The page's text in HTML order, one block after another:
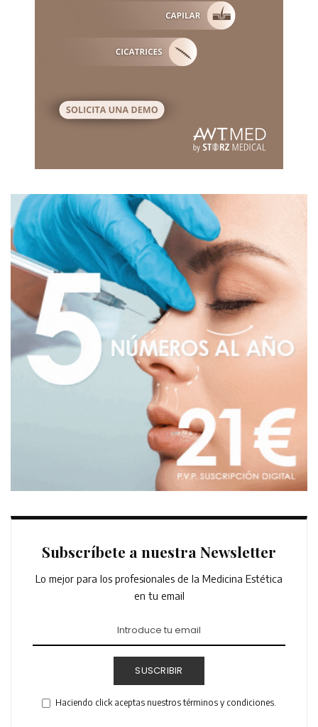
Subscríbete a nuestra Newsletter
Lo mejor para los profesionales de la Medicina Estética
en tu email
SUSCRIBIR
Haciendo click aceptas nuestros términos y condiciones.